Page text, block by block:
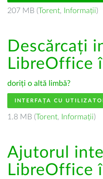
207 MB (Torent, Informații)
Descărcați
LibreOffice
doriți o altă limbă?
INTERFAȚA CU
1.8 MB (Torent, Informații)
Ajutorul
LibreOffice